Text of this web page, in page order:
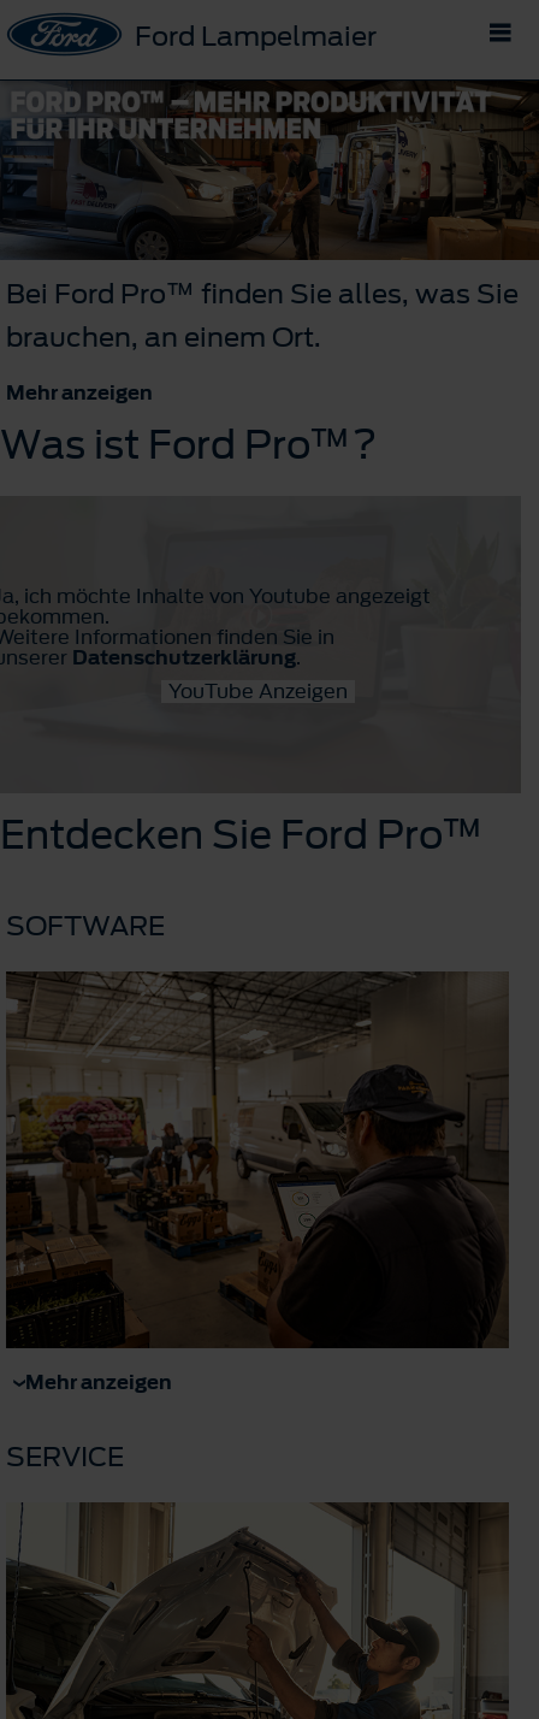
Ford Lampelmaier
Bei Ford Pro™ finden Sie alles, was Sie
brauchen, an einem Ort.
Mehr anzeigen
Was ist Ford Pro™?
ich möchte Inhalte von Youtube angezeigt
Informationen finden Sie in
Datenschutzerklärung.
YouTube Anzeigen
Entdecken Sie Ford Pro™
SOFTWARE
Mehr anzeigen
SERVICE